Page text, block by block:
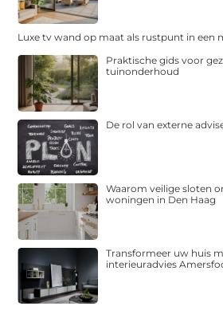
Luxe tv wand op maat als rustpunt in een
Praktische gids voor
tuinonderhoud
De rol van externe
Waarom veilige sloten
woningen in Den Haag
Transformeer uw huis
interieuradvies